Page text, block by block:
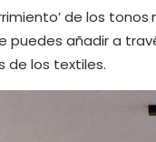
de los tonos
puedes añadir a
de los textiles.